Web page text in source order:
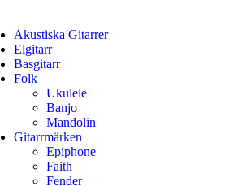
Akustiska Gitarrer
Elgitarr
Basgitarr
Folk
Ukulele
Banjo
Mandolin
Gitarrmärken
Epiphone
Faith
Fender